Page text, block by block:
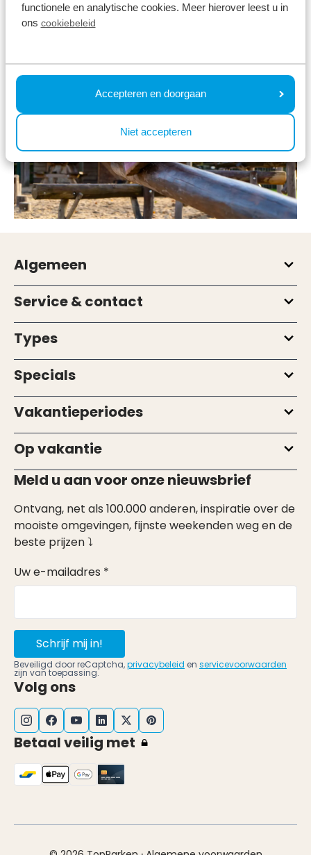
functionele en analytische cookies. Meer hierover leest u in
ons cookiebeleid
Accepteren en doorgaan
Niet accepteren
Algemeen
Service & contact
Types
Specials
Vakantieperiodes
Op vakantie
Meld u aan voor onze nieuwsbrief
Ontvang, net als 100.000 anderen, inspiratie over de
mooiste omgevingen, fijnste weekenden weg en de
beste prijzen ⤵
Uw e-mailadres *
Schrijf mij in!
Beveiligd door reCaptcha,privacybeleid en servicevoorwaarden
zijn van toepassing.
Volg ons
Betaal veilig met